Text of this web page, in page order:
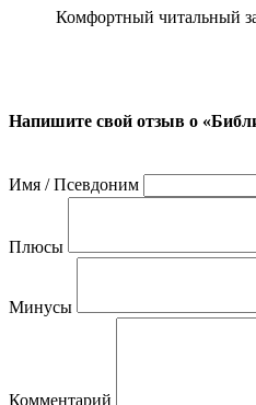
Комфортный читальный
Напишите свой отзыв о
Имя / Псевдоним
Плюсы
Минусы
Комментарий